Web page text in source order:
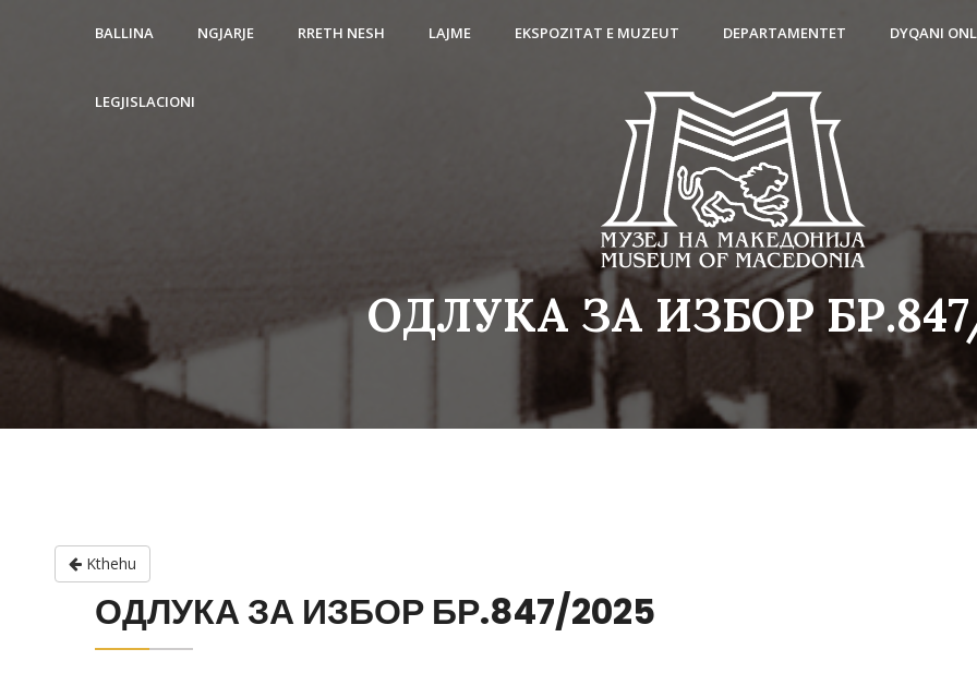
Kthehu
BALLINA NGJARJE RRETH NESH LAJME EKSPOZITAT E MUZEUT DEPARTAMENTET DYQANI
LEGJISLACIONI
ОДЛУКА ЗА ИЗБОР
ОДЛУКА ЗА ИЗБОР БР.847/2025